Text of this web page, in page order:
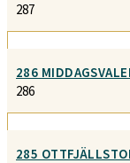
287
286
286
285